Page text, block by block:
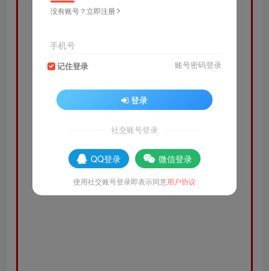
没有账号？立即注册
手机号
记住登录 账号密码登录
登录
社交账号登录
QQ登录 微信登录
使用社交账号登录即表示同意用户协议